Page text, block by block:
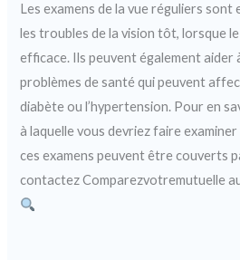
Les examens de la vue réguliers
les troubles de la vision tôt, lorsque
efficace. Ils peuvent également aider
problèmes de santé qui peuvent
diabète ou l’hypertension. Pour en
à laquelle vous devriez faire
ces examens peuvent être couverts
contactez Comparezvotremutuelle